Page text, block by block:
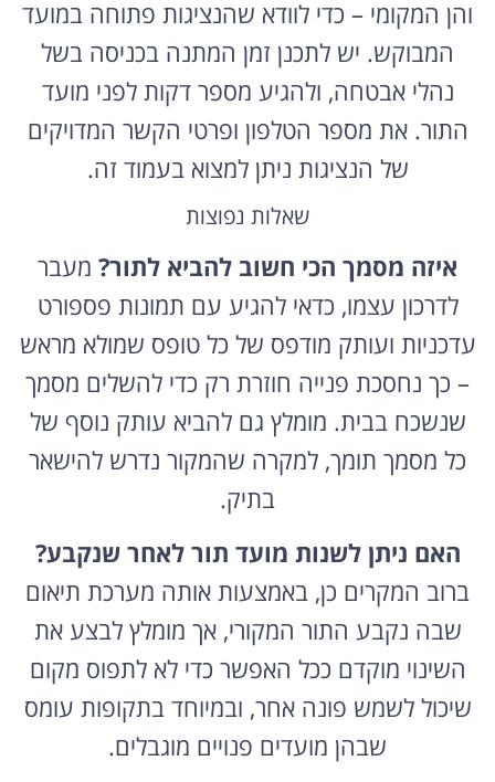
והן המקומי – כדי לוודא שהנציגות פתוחה במועד
המבוקש. יש לתכנן זמן המתנה בכניסה בשל
נהלי אבטחה, ולהגיע מספר דקות לפני מועד
התור. את מספר הטלפון ופרטי הקשר המדויקים
של הנציגות ניתן למצוא בעמוד זה.
שאלות נפוצות
איזה מסמך הכי חשוב להביא לתור? מעבר
לדרכון עצמו, כדאי להגיע עם תמונות פספורט
עדכניות ועותק מודפס של כל טופס שמולא מראש
– כך נחסכת פנייה חוזרת רק כדי להשלים מסמך
שנשכח בבית. מומלץ גם להביא עותק נוסף של
כל מסמך תומך, למקרה שהמקור נדרש להישאר
בתיק.
האם ניתן לשנות מועד תור לאחר שנקבע?
ברוב המקרים כן, באמצעות אותה מערכת תיאום
שבה נקבע התור המקורי, אך מומלץ לבצע את
השינוי מוקדם ככל האפשר כדי לא לתפוס מקום
שיכול לשמש פונה אחר, ובמיוחד בתקופות עומס
שבהן מועדים פנויים מוגבלים.